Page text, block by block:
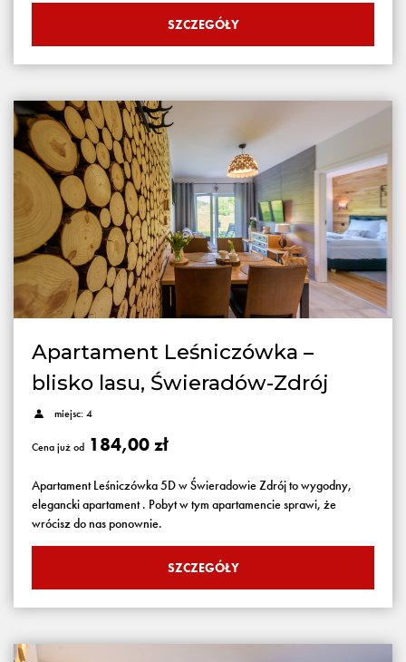
SZCZEGÓŁY
Apartament Leśniczówka –
blisko lasu, Świeradów-Zdrój
miejsc: 4
Cena już od 184,00 zł
Apartament Leśniczówka 5D w Świeradowie Zdrój to wygodny,
elegancki apartament . Pobyt w tym apartamencie sprawi, że
wrócisz do nas ponownie.
SZCZEGÓŁY